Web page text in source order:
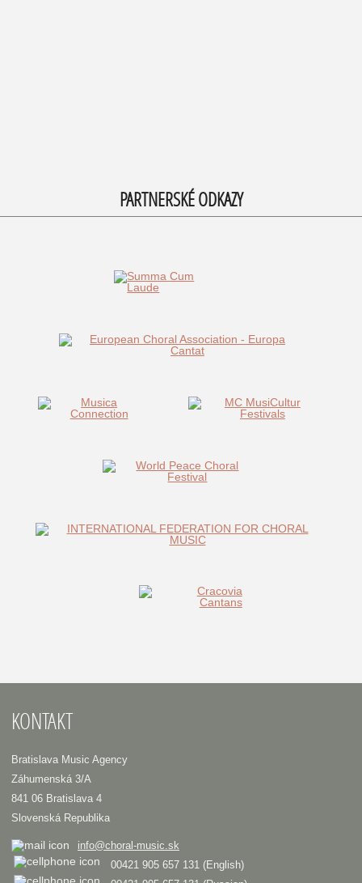
PARTNERSKÉ ODKAZY
KONTAKT
Bratislava Music Agency
Záhumenská 3/A
841 06 Bratislava 4
Slovenská Republika
info@choral-music.sk
00421 905 657 131 (English)